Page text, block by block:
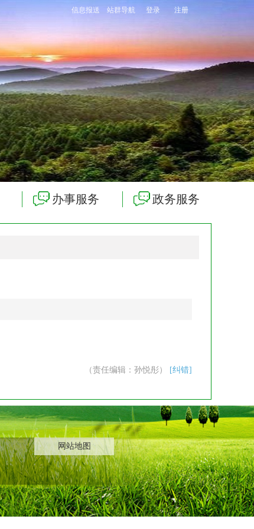
信息报送 站群导航 登录 注册
办事服务 政务服务
（责任编辑：孙悦彤） [纠错]
网站地图